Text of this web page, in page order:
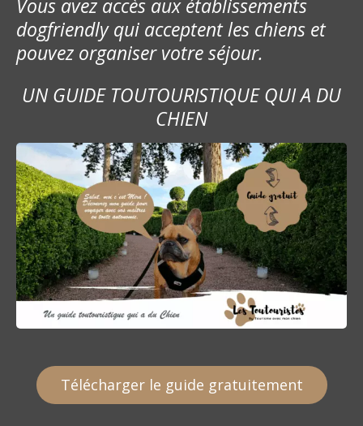
Vous avez accès aux établissements
dogfriendly qui acceptent les chiens et
pouvez organiser votre séjour.
UN GUIDE TOUTOURISTIQUE QUI A DU
CHIEN
Télécharger le guide gratuitement